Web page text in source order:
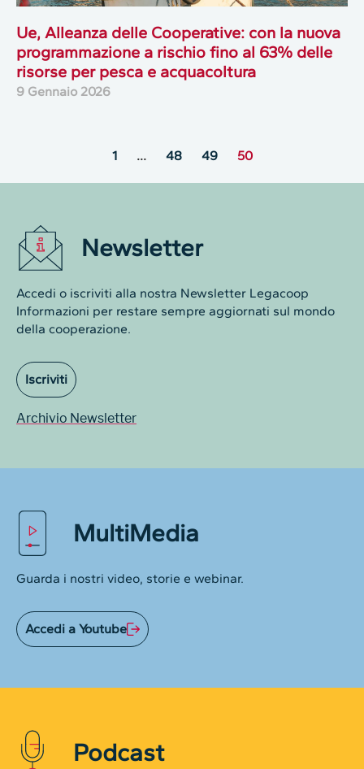
Ue, Alleanza delle Cooperative: con la nuova
programmazione a rischio fino al 63% delle
risorse per pesca e acquacoltura
9 Gennaio 2026
1 … 48 49 50
Newsletter
Accedi o iscriviti alla nostra Newsletter Legacoop
Informazioni per restare sempre aggiornati sul mondo
della cooperazione.
Iscriviti
Archivio Newsletter
MultiMedia
Guarda i nostri video, storie e webinar.
Accedi a Youtube
Podcast